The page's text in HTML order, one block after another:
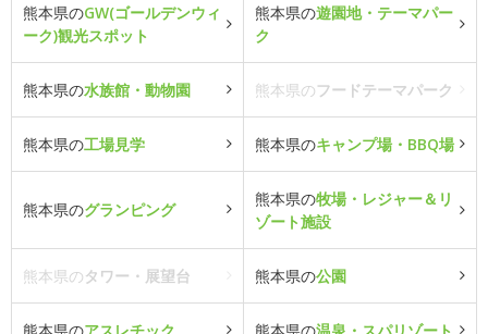
熊本県のGW(ゴールデンウィ
ーク)観光スポット
熊本県の遊園地・テーマパー
ク
熊本県の水族館・動物園 熊本県のフードテーマパーク
熊本県の工場見学 熊本県のキャンプ場・BBQ場
熊本県のグランピング
熊本県の牧場・レジャー＆リ
ゾート施設
熊本県のタワー・展望台 熊本県の公園
熊本県のアスレチック 熊本県の温泉・スパリゾート